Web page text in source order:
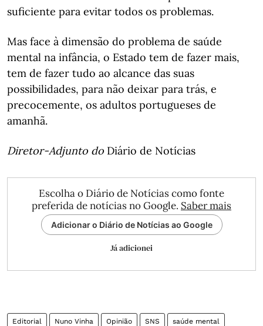
suficiente para evitar todos os problemas.
Mas face à dimensão do problema de saúde
mental na infância, o Estado tem de fazer mais,
tem de fazer tudo ao alcance das suas
possibilidades, para não deixar para trás, e
precocemente, os adultos portugueses de
amanhã.
Diretor-Adjunto do Diário de Notícias
Escolha o Diário de Notícias como fonte
preferida de notícias no Google. Saber mais
Adicionar o Diário de Notícias ao Google
Já adicionei
Editorial Nuno Vinha Opinião SNS saúde mental